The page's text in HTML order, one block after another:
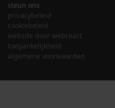
steun ons
privacybeleid
cookiebeleid
website door webreact
toegankelijkheid
algemene voorwaarden